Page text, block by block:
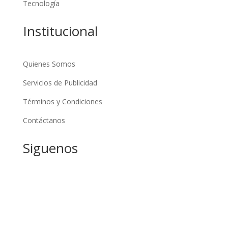
Tecnología
Institucional
Quienes Somos
Servicios de Publicidad
Términos y Condiciones
Contáctanos
Siguenos